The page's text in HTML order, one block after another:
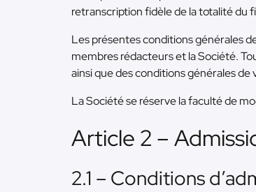
retranscription fidèle de la totalité du
Les présentes conditions générales
membres rédacteurs et la Société.
ainsi que des conditions générales de
La Société se réserve la faculté de
Article 2 –
2.1 – Conditions